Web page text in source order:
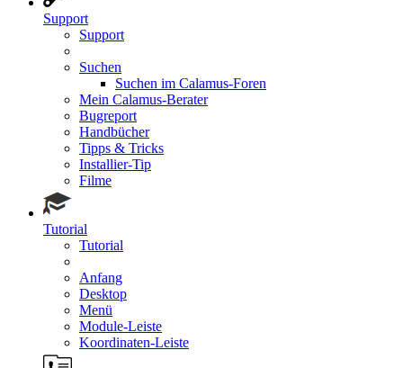
Support
Support
Suchen
Suchen im Calamus-Foren
Mein Calamus-Berater
Bugreport
Handbücher
Tipps & Tricks
Installier-Tip
Filme
Tutorial
Tutorial
Anfang
Desktop
Menü
Module-Leiste
Koordinaten-Leiste